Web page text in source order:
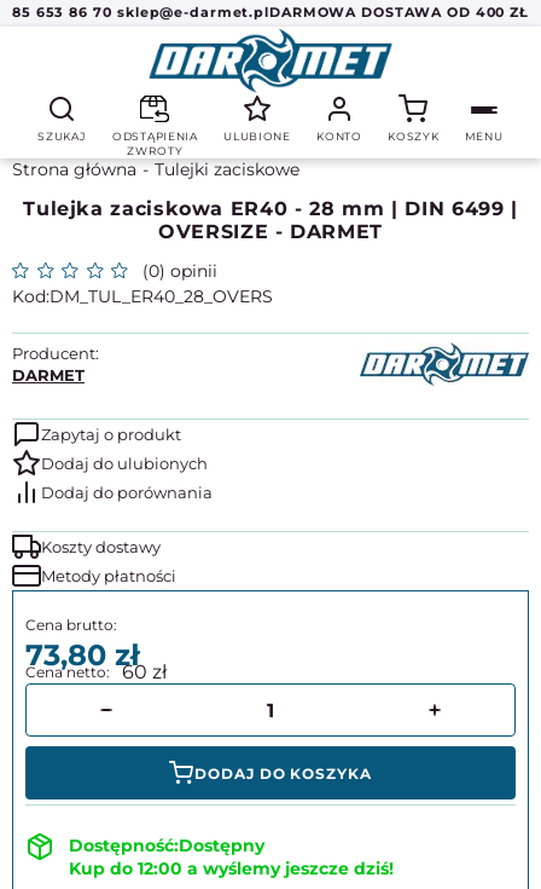
85 653 86 70 sklep@e-darmet.plDARMOWA DOSTAWA OD 400 ZŁ
SZUKAJ
ODSTĄPIENIA
ZWROTY
ULUBIONE KONTO KOSZYK MENU
Strona główna Tulejki zaciskowe
Tulejka zaciskowa ER40 - 28 mm | DIN 6499 |
OVERSIZE - DARMET
(0) opinii
DM_TUL_ER40_28_OVERS
Producent:
DARMET
Zapytaj o produkt
Koszty dostawy
Metody płatności
73,80 60
DODAJ DO KOSZYKA
Dostępny
Kup do 12:00 a wyślemy jeszcze dziś!